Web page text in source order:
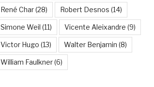
René Char(28) Robert Desnos (14)
Simone Weil (11) Vicente Aleixandre (9)
Victor Hugo (13) Walter Benjamin (8)
William Faulkner(6)